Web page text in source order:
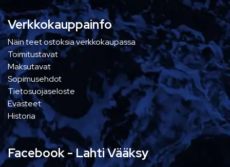
Verkkokauppainfo
Näin teet ostoksia verkkokaupassa
Toimitustavat
Maksutavat
Sopimusehdot
Tietosuojaseloste
Evästeet
Historia
Facebook - Lahti Vääksy